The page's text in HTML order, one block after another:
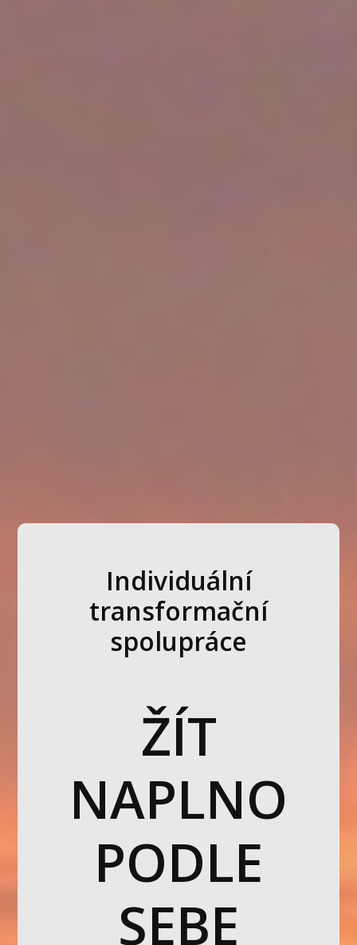
Individuální
transformační
spolupráce
ŽÍT
NAPLNO
PODLE
SEBE